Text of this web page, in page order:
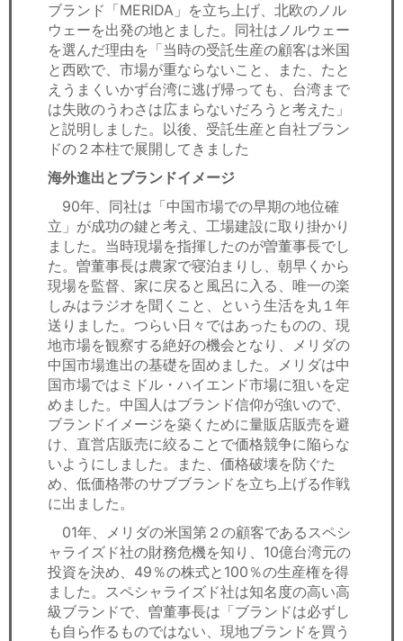
ブランド「MERIDA」を立ち上げ、北欧のノル
ウェーを出発の地とました。同社はノルウェー
を選んだ理由を「当時の受託生産の顧客は米国
と西欧で、市場が重ならないこと、また、たと
えうまくいかず台湾に逃げ帰っても、台湾まで
は失敗のうわさは広まらないだろうと考えた」
と説明しました。以後、受託生産と自社ブラン
ドの２本柱で展開してきました
海外進出とブランドイメージ
90年、同社は「中国市場での早期の地位確
立」が成功の鍵と考え、工場建設に取り掛かり
ました。当時現場を指揮したのが曽董事長でし
た。曽董事長は農家で寝泊まりし、朝早くから
現場を監督、家に戻ると風呂に入る、唯一の楽
しみはラジオを聞くこと、という生活を丸１年
送りました。つらい日々ではあったものの、現
地市場を観察する絶好の機会となり、メリダの
中国市場進出の基礎を固めました。メリダは中
国市場ではミドル・ハイエンド市場に狙いを定
めました。中国人はブランド信仰が強いので、
ブランドイメージを築くために量販店販売を避
け、直営店販売に絞ることで価格競争に陥らな
いようにしました。また、価格破壊を防ぐた
め、低価格帯のサブブランドを立ち上げる作戦
に出ました。
01年、メリダの米国第２の顧客であるスペシ
ャライズド社の財務危機を知り、10億台湾元の
投資を決め、49％の株式と100％の生産権を得
ました。スペシャライズド社は知名度の高い高
級ブランドで、曽董事長は「ブランドは必ずし
も自ら作るものではない、現地ブランドを買う